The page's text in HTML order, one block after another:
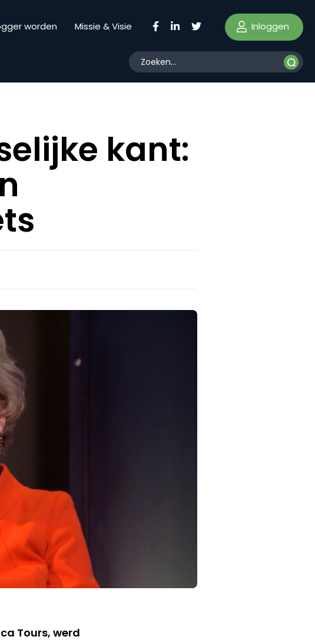
worden Missie & Visie Inloggen
kant:
Tours, werd